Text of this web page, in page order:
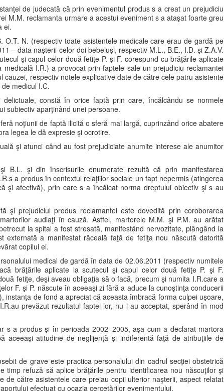
de judecată că prin evenimentul produs s a creat un prejudiciu
M.M. reclamanta urmare a acestui eveniment s a ataşat foarte greu
ei.
O.T. N. (respectiv toate asistentele medicale care erau de gardă pe
– data naşterii celor doi bebeluşi, respectiv M.L., B.E., I.D. şi Z.A.V.
şi capul celor două fetiţe P. şi F. corespund cu brăţările aplicate
I.R.) a provocat prin faptele sale un prejudiciu reclamantei
respectiv notele explicative date de către cele patru asistente
medicul I.C.
constă în orice faptă prin care, încălcându se normele
subiectiv aparţinând unei persoane.
noţiunii de faptă ilicită o sferă mai largă, cuprinzând orice abatere
legea le dă expresie şi ocrotire.
şi atunci când au fost prejudiciate anumite interese ale anumitor
B.L. şi din înscrisurile enumerate rezultă că prin manifestarea
a produs în contextul relaţiilor sociale un fapt nepermis (atingerea
şi afectivă), prin care s a încălcat norma dreptului obiectiv şi s au
şi prejudiciul produs reclamantei este dovedită prin coroborarea
audiaţi în cauză. Astfel, martorele M.M. şi P.M. au arătat
la spital a fost stresată, manifestând nervozitate, plângând la
a manifestat răceală faţă de fetiţa nou născută datorită
copilul ei.
medical de gardă în data de 02.06.2011 (respectiv numitele
brăţările aplicate la scutecul şi capul celor două fetiţe P. şi F.
fetiţe, deşi aveau obligaţia să o facă, precum şi numita I.R.care a
F. şi P. născute în aceeaşi zi fără a aduce la cunoştinţa conducerii
instanţa de fond a apreciat că aceasta îmbracă forma culpei uşoare,
prevăzut rezultatul faptei lor, nu l au acceptat, sperând în mod
s a produs şi în perioada 2002–2005, aşa cum a declarat martora
aceeaşi atitudine de neglijenţă şi indiferentă faţă de atribuţiile de
de grave este practica personalului din cadrul secţiei obstetrică
timp refuză să aplice brăţările pentru identificarea nou născuţilor şi
de către asistentele care preiau copii ulterior naşterii, aspect relatat
efectuat cu ocazia cercetărilor evenimentului.